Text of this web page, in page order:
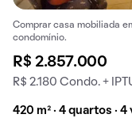
Comprar casa mobiliada
condomínio.
R$ 2.857.000
R$ 2.180 Condo. +
420 m² · 4 quartos · 4